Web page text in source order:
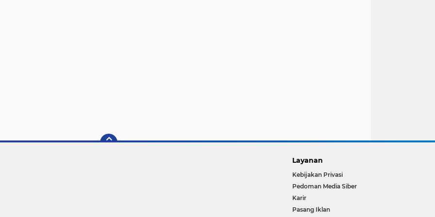
Layanan
Kebijakan Privasi
Pedoman Media Siber
Karir
Pasang Iklan